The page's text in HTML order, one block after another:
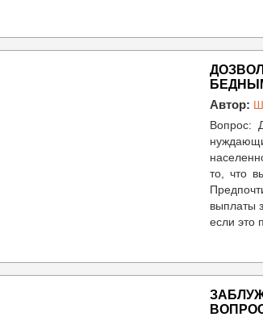
Автор:
Вопрос:
то, что
выплаты
если это